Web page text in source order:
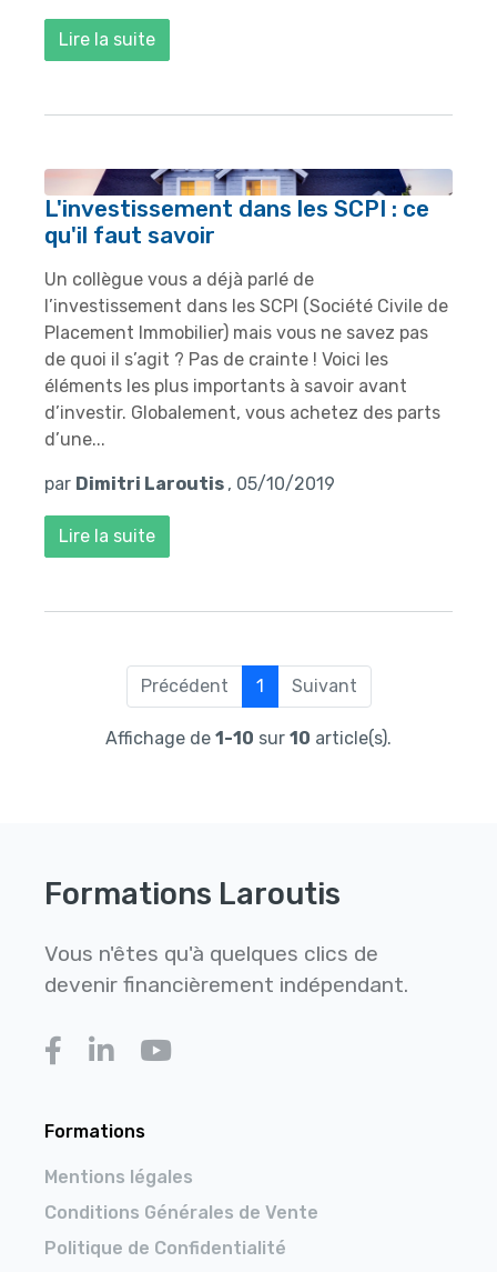
Lire la suite
L'investissement dans les SCPI : ce
qu'il faut savoir
Un collègue vous a déjà parlé de
l’investissement dans les SCPI (Société Civile de
Placement Immobilier) mais vous ne savez pas
de quoi il s’agit ? Pas de crainte ! Voici les
éléments les plus importants à savoir avant
d’investir. Globalement, vous achetez des parts
d’une...
par Dimitri Laroutis , 05/10/2019
Lire la suite
Précédent 1 Suivant
Affichage de 1-10 sur 10 article(s).
Formations Laroutis
Vous n'êtes qu'à quelques clics de
devenir financièrement indépendant.
Formations
Mentions légales
Conditions Générales de Vente
Politique de Confidentialité